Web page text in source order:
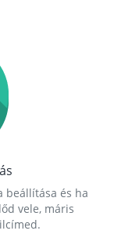
beállítása és ha
vele, máris